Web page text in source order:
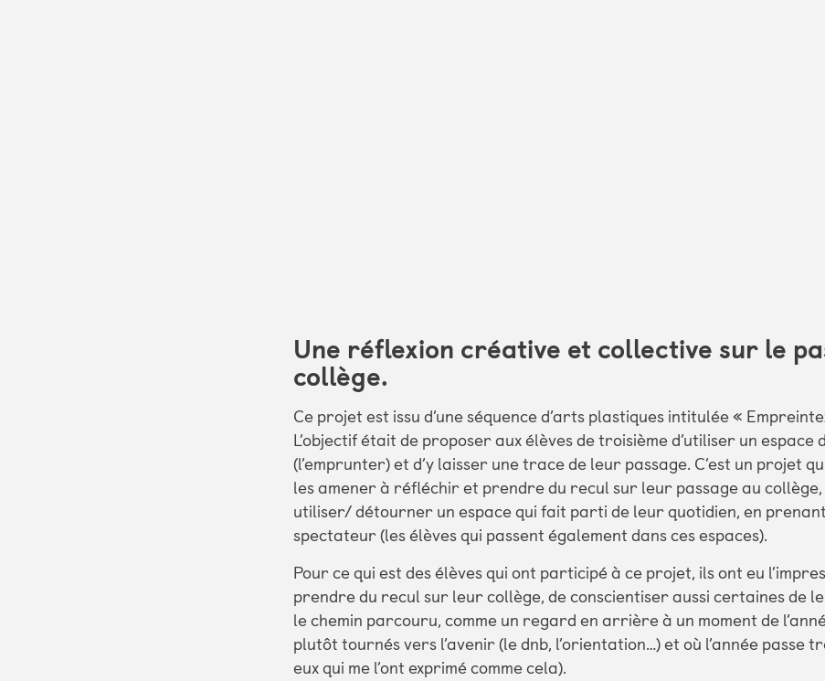
Une réflexion créative et collective sur le
collège.
Ce projet est issu d’une séquence d’arts plastiques intitulée «
L’objectif était de proposer aux élèves de troisième d’utiliser un espace
(l’emprunter) et d’y laisser une trace de leur passage. C’est un projet
les amener à réfléchir et prendre du recul sur leur passage au collège,
utiliser/ détourner un espace qui fait parti de leur quotidien, en
spectateur (les élèves qui passent également dans ces espaces).
Pour ce qui est des élèves qui ont participé à ce projet, ils ont eu
prendre du recul sur leur collège, de conscientiser aussi certaines de
le chemin parcouru, comme un regard en arrière à un moment de
plutôt tournés vers l’avenir (le dnb, l’orientation…) et où l’année passe
eux qui me l’ont exprimé comme cela).